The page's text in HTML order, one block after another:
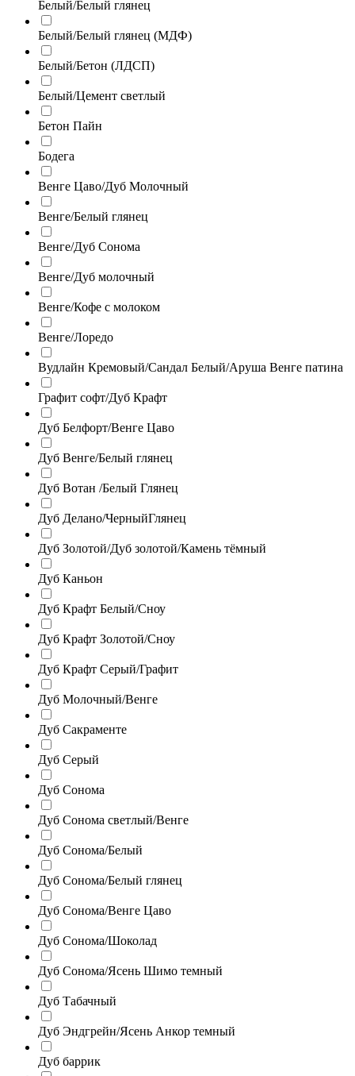
Белый/Белый глянец
Белый/Белый глянец (МДФ)
Белый/Бетон (ЛДСП)
Белый/Цемент светлый
Бетон Пайн
Бодега
Венге Цаво/Дуб Молочный
Венге/Белый глянец
Венге/Дуб Сонома
Венге/Дуб молочный
Венге/Кофе с молоком
Венге/Лоредо
Вудлайн Кремовый/Сандал Белый/Аруша Венге патина
Графит софт/Дуб Крафт
Дуб Белфорт/Венге Цаво
Дуб Венге/Белый глянец
Дуб Вотан /Белый Глянец
Дуб Делано/ЧерныйГлянец
Дуб Золотой/Дуб золотой/Камень тёмный
Дуб Каньон
Дуб Крафт Белый/Сноу
Дуб Крафт Золотой/Сноу
Дуб Крафт Серый/Графит
Дуб Молочный/Венге
Дуб Сакраменте
Дуб Серый
Дуб Сонома
Дуб Сонома светлый/Венге
Дуб Сонома/Белый
Дуб Сонома/Белый глянец
Дуб Сонома/Венге Цаво
Дуб Сонома/Шоколад
Дуб Сонома/Ясень Шимо темный
Дуб Табачный
Дуб Эндгрейн/Ясень Анкор темный
Дуб баррик